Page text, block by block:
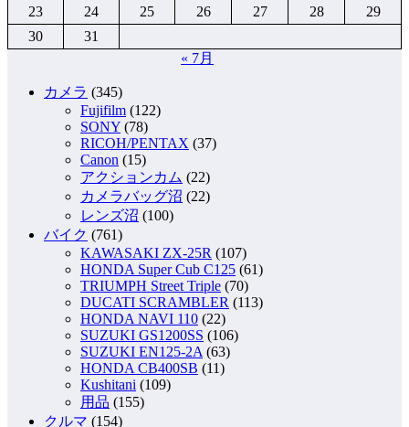
23
24 25 26 27 28
29
30
31
« 7月
カメラ (345)
Fujifilm (122)
SONY (78)
RICOH/PENTAX (37)
Canon (15)
アクションカム (22)
カメラバッグ沼 (22)
レンズ沼 (100)
バイク (761)
KAWASAKI ZX-25R (107)
HONDA Super Cub C125 (61)
TRIUMPH Street Triple (70)
DUCATI SCRAMBLER (113)
HONDA NAVI 110 (22)
SUZUKI GS1200SS (106)
SUZUKI EN125-2A (63)
HONDA CB400SB (11)
Kushitani (109)
用品 (155)
クルマ (154)